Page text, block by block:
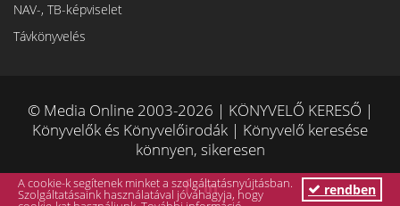
NAV-, TB-képviselet
Távkönyvelés
© Media Online 2003-2026 | KÖNYVELŐ KERESŐ |
Könyvelők és Könyvelőirodák | Könyvelő keresése
könnyen, sikeresen
A cookie-k segítenek minket a szolgáltatásnyújtásban.
Szolgáltatásaink használatával jóváhagyja, hogy rendben